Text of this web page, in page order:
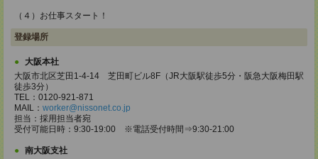
（４）お仕事スタート！
登録場所
大阪本社
大阪市北区芝田1-4-14 芝田町ビル8F（JR大阪駅徒歩5分・阪急大阪梅田駅
徒歩3分）
TEL：0120-921-871
MAIL： worker@nissonet.co.jp
担当：採用担当者宛
受付可能日時：9:30-19:00 ※電話受付時間⇒9:30-21:00
南大阪支社